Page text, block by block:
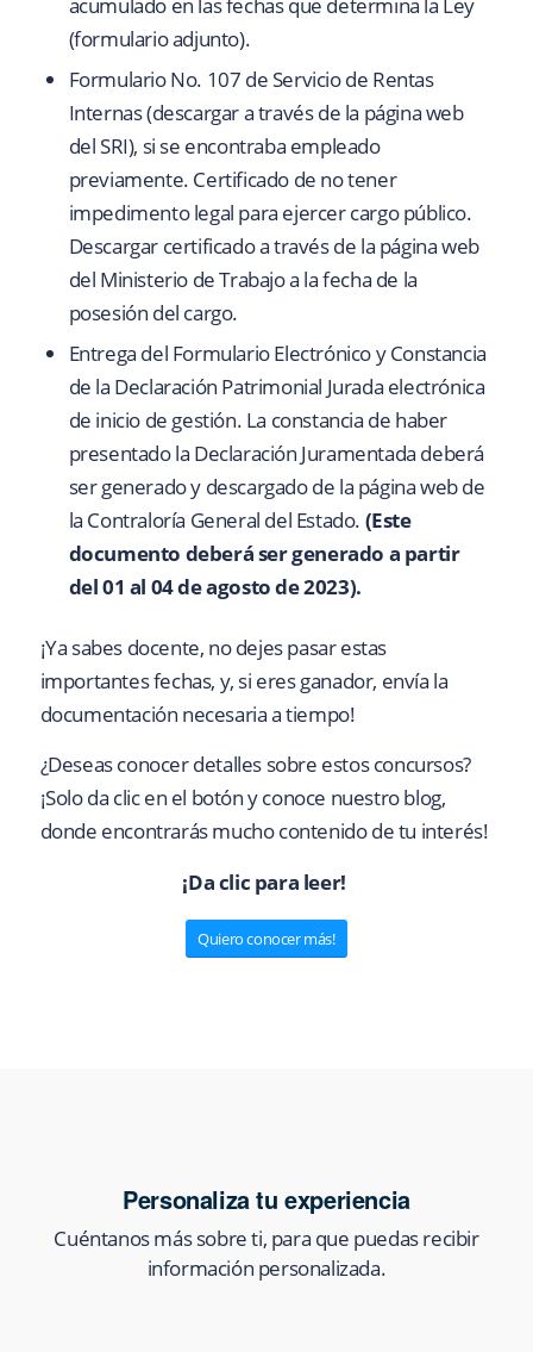
(formulario adjunto).
Formulario No. 107 de Servicio de Rentas
Internas (descargar a través de la página web
del SRI), si se encontraba empleado
previamente. Certificado de no tener
impedimento legal para ejercer cargo público.
Descargar certificado a través de la página web
del Ministerio de Trabajo a la fecha de la
posesión del cargo.
Entrega del Formulario Electrónico y Constancia
de la Declaración Patrimonial Jurada electrónica
de inicio de gestión. La constancia de haber
presentado la Declaración Juramentada deberá
ser generado y descargado de la página web de
la Contraloría General del Estado. (Este
documento deberá ser generado a partir
del 01 al 04 de agosto de 2023).
¡Ya sabes docente, no dejes pasar estas
importantes fechas, y, si eres ganador, envía la
documentación necesaria a tiempo!
¿Deseas conocer detalles sobre estos concursos?
¡Solo da clic en el botón y conoce nuestro blog,
donde encontrarás mucho contenido de tu interés!
¡Da clic para leer!
Quiero conocer más!
Personaliza tu experiencia
Cuéntanos más sobre ti, para que puedas recibir
información personalizada.